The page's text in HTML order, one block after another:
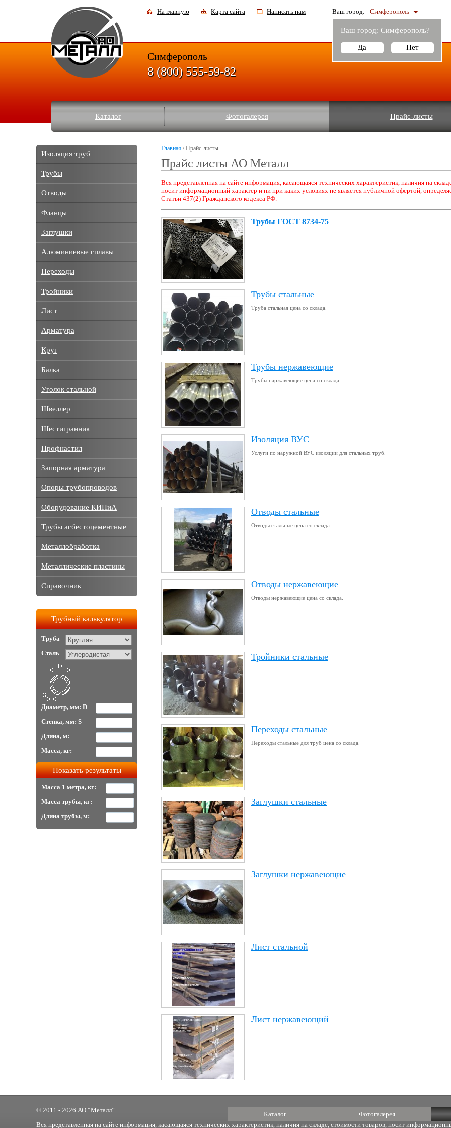
На главную Карта сайта Написать нам Ваш город: Симферополь
Ваш город: Симферополь?
Да Нет
Каталог Фотогалерея Прайс-листы
Симферополь
8 (800) 555-59-82
Главная / Прайс-листы
Прайс листы АО Металл
Вся представленная на сайте информация, касающаяся технических характеристик, наличия на
носит информационный характер и ни при каких условиях не является публичной офертой,
Статьи 437(2) Гражданского кодекса РФ.
Трубы ГОСТ 8734-75
Трубы стальные
Труба стальная цена со склада.
Трубы нержавеющие
Трубы наржавеющие цена со склада.
Изоляция ВУС
Услуги по наружной ВУС изоляции для стальных труб.
Отводы стальные
Отводы стальные цена со склада.
Отводы нержавеющие
Отводы нержавеющие цена со склада.
Тройники стальные
Переходы стальные
Переходы стальные для труб цена со склада.
Заглушки стальные
Заглушки нержавеющие
Лист стальной
Лист нержавеющий
Изоляция труб
Трубы
Отводы
Фланцы
Заглушки
Алюминиевые сплавы
Переходы
Тройники
Лист
Арматура
Круг
Балка
Уголок стальной
Швеллер
Шестигранник
Профнастил
Запорная арматура
Опоры трубопроводов
Оборудование КИПиА
Трубы асбестоцементные
Металлобработка
Металлические пластины
Справочник
Трубный калькулятор
Труба
Сталь
Диаметр, мм: D
Стенка, мм: S
Длина, м:
Масса, кг:
Масса 1 метра, кг:
Масса трубы, кг:
Длина трубы, м:
Каталог Фотогалерея
© 2011 - 2026 АО “Металл”
Вся представленная на сайте информация, касающаяся технических характеристик, наличия на складе, стоимости товаров, носит